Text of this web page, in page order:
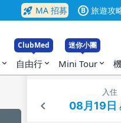
rocket_launch MA 招募 B 旅遊攻
expand_more
ClubMed
自由行 expand_more
迷你小團
Mini Tour expand_more
入住